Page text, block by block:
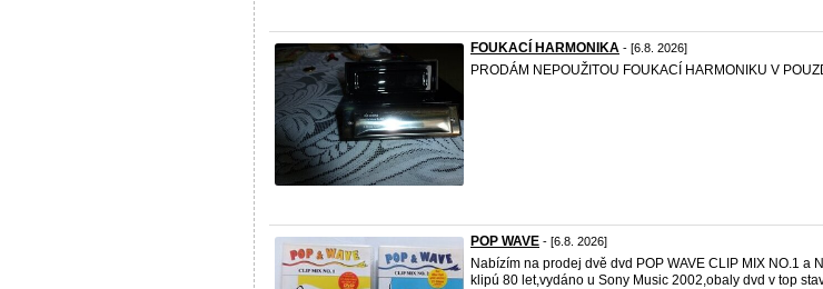
FOUKACÍ HARMONIKA - [6.8. 2026]
PRODÁM NEPOUŽITOU FOUKACÍ HARMONIKU V
POP WAVE - [6.8. 2026]
Nabízím na prodej dvě dvd POP WAVE CLIP MIX NO.1 a
klipú 80 let,vydáno u Sony Music 2002,obaly dvd v top